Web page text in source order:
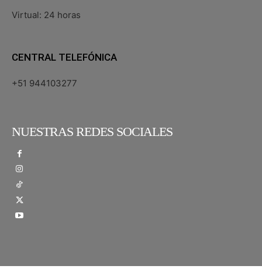
Virtual: 24 horas
CENTRAL TELEFÓNICA
+51 944103277
NUESTRAS REDES SOCIALES